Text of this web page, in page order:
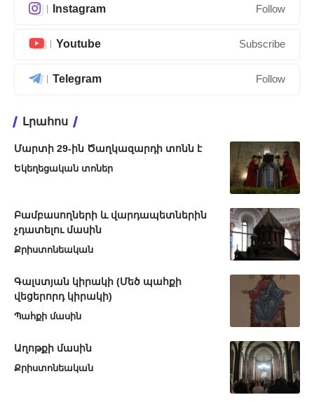
Instagram Follow
Youtube Subscribe
Telegram Follow
Լրահոս
Մարտի 29-ին Ծաղկազարդի տոնն է
Եկեղեցական տոներ
Բամբասողների և վարդապետներին
չդատելու մասին
Քրիստոնեական
Գալստյան կիրակի (Մեծ պահքի
վեցերորդ կիրակի)
Պահքի մասին
Աղոթքի մասին
Քրիստոնեական